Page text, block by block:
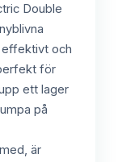
Double
och
för
ett lager
på
är